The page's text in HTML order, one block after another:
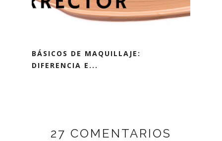
BÁSICOS DE MAQUILLAJE:
DIFERENCIA E...
27 COMENTARIOS